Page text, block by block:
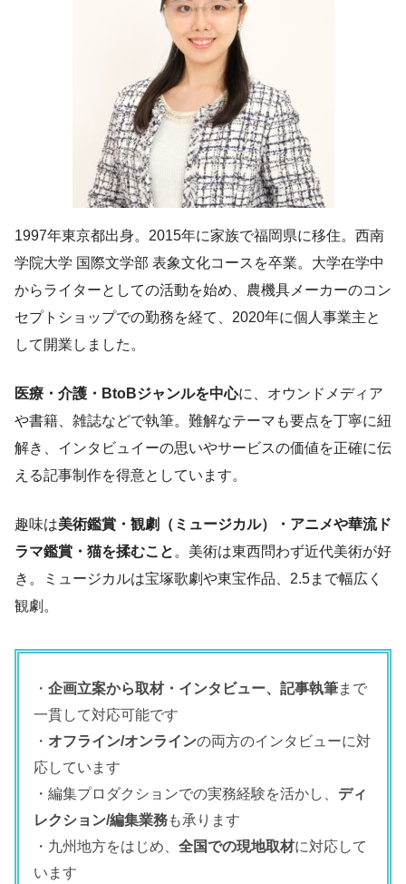
1997年東京都出身。2015年に家族で福岡県に移住。西南
学院大学 国際文学部 表象文化コースを卒業。大学在学中
からライターとしての活動を始め、農機具メーカーのコン
セプトショップでの勤務を経て、2020年に個人事業主と
して開業しました。
医療・介護・BtoBジャンルを中心に、オウンドメディア
や書籍、雑誌などで執筆。難解なテーマも要点を丁寧に紐
解き、インタビュイーの思いやサービスの価値を正確に伝
える記事制作を得意としています。
趣味は美術鑑賞・観劇（ミュージカル）・アニメや華流ド
ラマ鑑賞・猫を揉むこと 。美術は東西問わず近代美術が好
き。ミュージカルは宝塚歌劇や東宝作品、2.5まで幅広く
観劇。
・ 企画立案から取材・インタビュー、記事執筆まで
一貫して対応可能です
・ オフライン/オンラインの両方のインタビューに対
応しています
・編集プロダクションでの実務経験を活かし、 ディ
レクション/編集業務も承ります
・九州地方をはじめ、 全国での現地取材に対応して
います